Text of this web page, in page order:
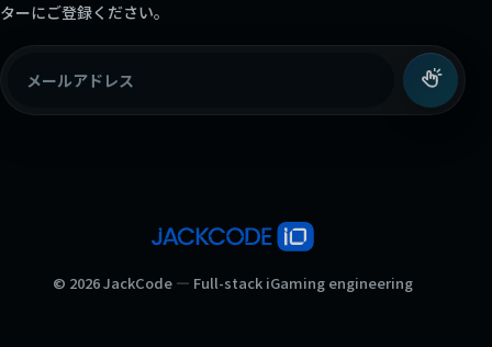
ターにご登録ください。
© 2026 JackCode — Full-stack iGaming engineering